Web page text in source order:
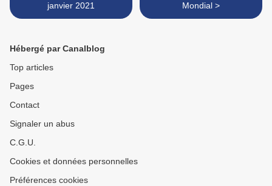
janvier 2021
Mondial >
Hébergé par Canalblog
Top articles
Pages
Contact
Signaler un abus
C.G.U.
Cookies et données personnelles
Préférences cookies